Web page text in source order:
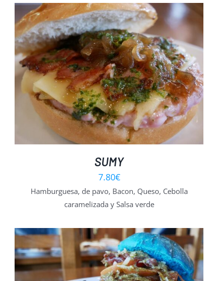
SUMY
7.80€
Hamburguesa, de pavo, Bacon, Queso, Cebolla
caramelizada y Salsa verde